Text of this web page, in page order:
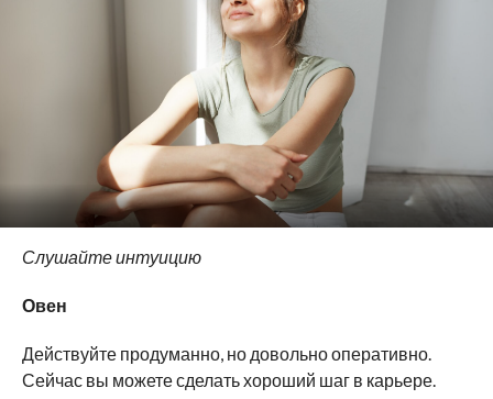
Слушайте интуицию
Овен
Действуйте продуманно, но довольно оперативно.
Сейчас вы можете сделать хороший шаг в карьере.